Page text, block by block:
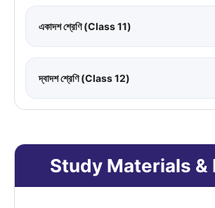
একাদশ শ্রেণি (Class 11)
দ্বাদশ শ্রেণি (Class 12)
Study Materials &